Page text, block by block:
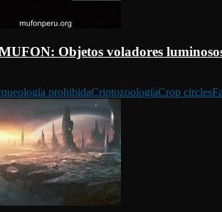
Objetos voladores
prohibidaCriptozoologíaCrop circles